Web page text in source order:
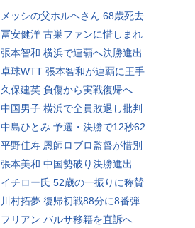
メッシの父ホルヘさん 68歳死去
冨安健洋 古巣ファンに惜しまれ
張本智和 横浜で連覇へ決勝進出
卓球WTT 張本智和が連覇に王手
久保建英 負傷から実戦復帰へ
中国男子 横浜で全員敗退し批判
中島ひとみ 予選・決勝で12秒62
平野佳寿 恩師ロブロ監督が惜別
張本美和 中国勢破り決勝進出
イチロー氏 52歳の一振りに称賛
川村拓夢 復帰初戦88分に8番弾
フリアン バルサ移籍を直訴へ